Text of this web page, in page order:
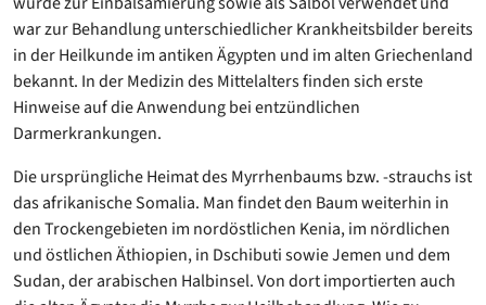
war zur Behandlung unterschiedlicher Krankheitsbilder bereits
in der Heilkunde im antiken Ägypten und im alten Griechenland
bekannt. In der Medizin des Mittelalters finden sich erste
Hinweise auf die Anwendung bei entzündlichen
Darmerkrankungen.
Die ursprüngliche Heimat des Myrrhenbaums bzw. -strauchs ist
das afrikanische Somalia. Man findet den Baum weiterhin in
den Trockengebieten im nordöstlichen Kenia, im nördlichen
und östlichen Äthiopien, in Dschibuti sowie Jemen und dem
Sudan, der arabischen Halbinsel. Von dort importierten auch